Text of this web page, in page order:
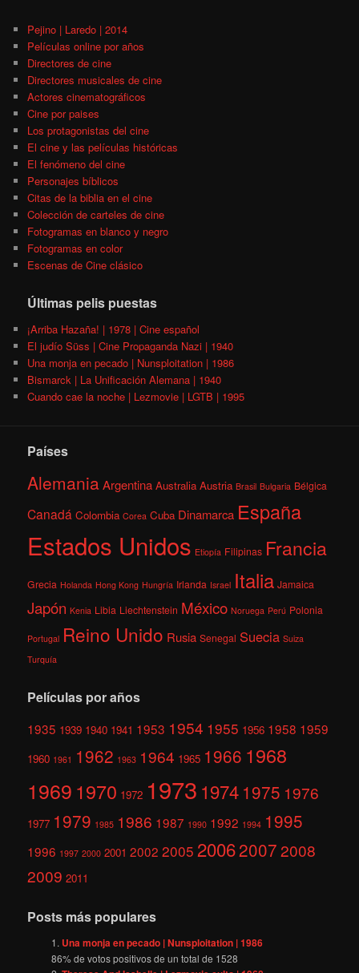
Pejino | Laredo | 2014
Películas online por años
Directores de cine
Directores musicales de cine
Actores cinematográficos
Cine por paises
Los protagonistas del cine
El cine y las películas históricas
El fenómeno del cine
Personajes bíblicos
Citas de la biblia en el cine
Colección de carteles de cine
Fotogramas en blanco y negro
Fotogramas en color
Escenas de Cine clásico
Últimas pelis puestas
¡Arriba Hazaña! | 1978 | Cine español
El judío Süss | Cine Propaganda Nazi | 1940
Una monja en pecado | Nunsploitation | 1986
Bismarck | La Unificación Alemana | 1940
Cuando cae la noche | Lezmovie | LGTB | 1995
Países
AlemaniaArgentina Australia Austria Brasil Bulgaria Bélgica
Canadá Colombia Corea Cuba Dinamarca España
Estados Unidos Etiopía Filipinas Francia
Grecia Holanda Hong Kong Hungría Irlanda Israel Italia Jamaica
Japón Kenia Libia Liechtenstein México Noruega Perú Polonia
Portugal Reino Unido Rusia Senegal Suecia Suiza
Turquía
Películas por años
1935 1939 1940 1941 1953 1954 1955 1956 1958 1959
1960 1961 1962 1963 1964 1965 1966 1968
1969 1970 1972 1973 1974 1975 1976
1977 1979 1985 1986 1987 1990 1992 1994 1995
1996 1997 2000 2001 2002 2005 200620072008
2009 2011
Posts más populares
Una monja en pecado | Nunsploitation | 1986
86% de votos positivos de un total de 1528